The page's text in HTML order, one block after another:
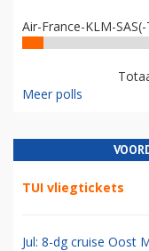
Air-France-KLM-
Meer polls
TUI vliegtickets
Jul: 8-dg cruise Oost